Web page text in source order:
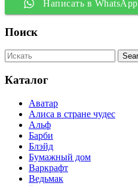
Написать в WhatsApp
Поиск
Каталог
Аватар
Алиса в стране чудес
Альф
Барби
Блэйд
Бумажный дом
Варкрафт
Ведьмак